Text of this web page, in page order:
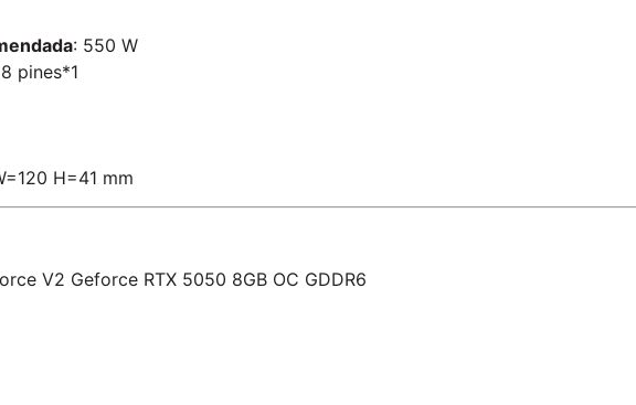
: 550 W
pines*1
H=41 mm
V2 Geforce RTX 5050 8GB OC GDDR6